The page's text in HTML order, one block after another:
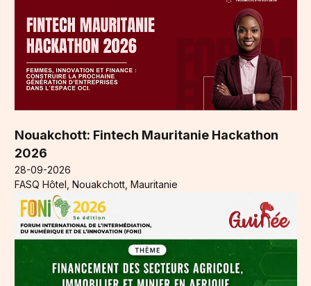
Nouakchott: Fintech Mauritanie Hackathon
2026
28-09-2026
FASQ Hôtel, Nouakchott, Mauritanie